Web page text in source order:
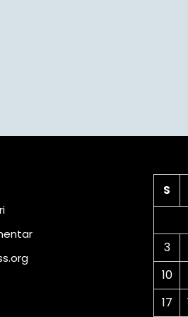
S
3
10
17